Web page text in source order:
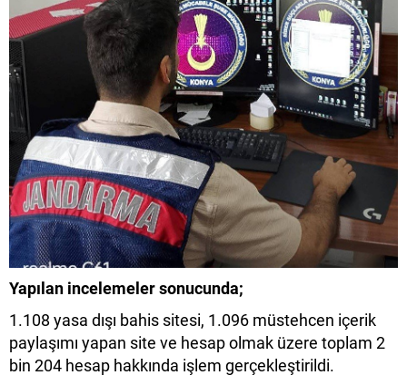
Yapılan incelemeler sonucunda;
1.108 yasa dışı bahis sitesi, 1.096 müstehcen içerik
paylaşımı yapan site ve hesap olmak üzere toplam 2
bin 204 hesap hakkında işlem gerçekleştirildi.